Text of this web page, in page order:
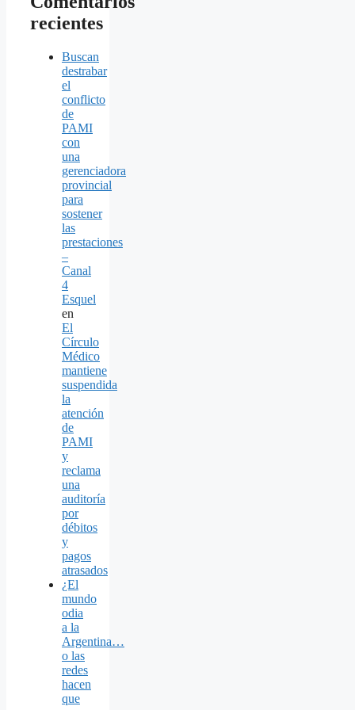
recientes
Buscan
destrabar
el
conflicto
de
PAMI
con
una
gerenciadora
provincial
para
sostener
las
prestaciones
–
Canal
4
Esquel
en
El
Círculo
Médico
mantiene
suspendida
la
atención
de
PAMI
y
reclama
una
auditoría
por
débitos
y
pagos
atrasados
¿El
mundo
odia
a la
Argentina…
o las
redes
hacen
que